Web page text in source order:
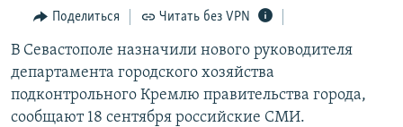
Вернутся
поиску
ИНТЕРАКТИВ
ИНФОГРАФИКА
ТЕЛЕПРОЕКТ КРЫМ.РЕАЛИИ
СОВЕТЫ ПРАВОЗАЩИТНИКОВ
РАДІО СВОБОДА
КАК ОБОЙТИ БЛОКИРОВКУ
Українською
Поделиться Читать без VPN
В Севастополе назначили нового руководителя
департамента городского хозяйства
подконтрольного Кремлю правительства города,
сообщают 18 сентября российские СМИ.